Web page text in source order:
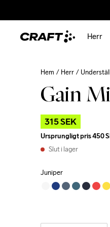
Herr
Hem Herr Underställ
Gain
315 SEK
Ursprungligt pris450
Slut i lager
Juniper